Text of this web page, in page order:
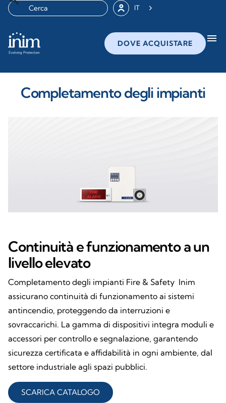
IT
DOVE ACQUISTARE menu
Completamento degli impianti
Continuità e funzionamento a un
livello elevato
Completamento degli impianti Fire & Safety Inim
assicurano continuità di funzionamento ai sistemi
antincendio, proteggendo da interruzioni e
sovraccarichi. La gamma di dispositivi integra moduli e
accessori per controllo e segnalazione, garantendo
sicurezza certificata e affidabilità in ogni ambiente, dal
settore industriale agli spazi pubblici.
SCARICA CATALOGO